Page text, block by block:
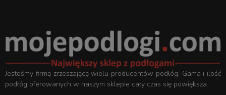
Jesteśmy firmą zrzeszającą wielu producentów podłóg. Gama i ilość
podłóg oferowanych w naszym sklepie cały czas się powiększa.